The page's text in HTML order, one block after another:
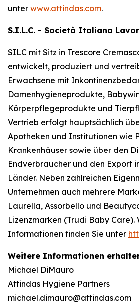
unter www.attindas.com.
S.I.L.C. - Società Italiana
SILC mit Sitz in Trescore
entwickelt, produziert und
Erwachsene mit
Damenhygieneprodukte,
Körperpflegeprodukte und
Vertrieb erfolgt hauptsächlich
Apotheken und Institutionen wie
Krankenhäuser sowie über den
Endverbraucher und den Export
Länder. Neben zahlreichen
Unternehmen auch mehrere
Laurella, Assorbello und
Lizenzmarken (Trudi Baby Care).
Informationen finden Sie unter
Weitere Informationen
Michael DiMauro
Attindas Hygiene Partners
michael.dimauro@attindas.com